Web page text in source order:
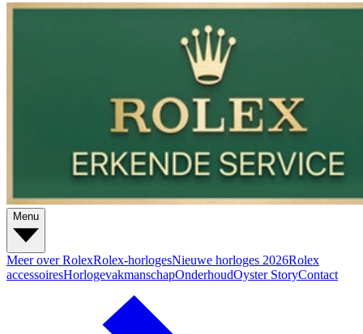
Menu
Meer over RolexRolex-horlogesNieuwe horloges 2026Rolex
accessoiresHorlogevakmanschapOnderhoudOyster StoryContact